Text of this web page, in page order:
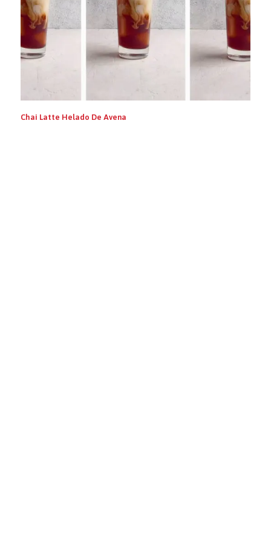
Chai Latte Helado De Avena